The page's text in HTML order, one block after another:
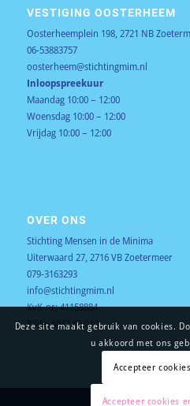
VESTIGING OOSTERHEEM
Oosterheemplein 198, 2721 NB
06-53883757
oosterheem@stichtingmim.nl
Inloopspreekuur
Maandag 10:00 – 12:00
Woensdag 10:00 – 12:00
Vrijdag 10:00 – 12:00
OVER ONS
Stichting Mensen in de Minima
Uiterwaard 27, 2716 VB Zoetermeer
079-3163293
info@stichtingmim.nl
KvK-nr: 41158884
RSIN: 8042.62.019
Deze site maakt gebruik van cookies.
u akkoord met ons
Accepteer
Accepteer cookies